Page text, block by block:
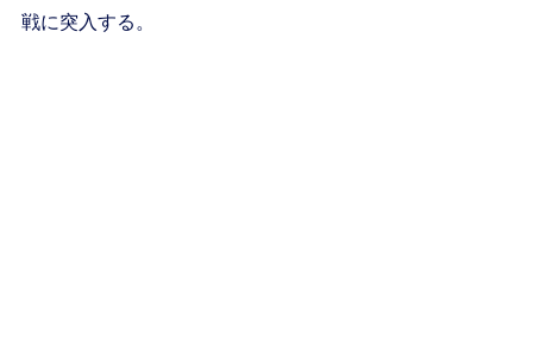
戦に突入する。